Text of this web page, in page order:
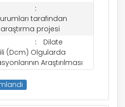
tarafından
projesi
Dilate
(Dcm) Olgularda
Araştırılması